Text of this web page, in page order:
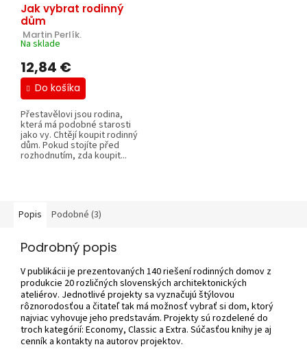
Jak vybrat rodinný
dům
Martin Perlík.
Na sklade
12,84 €
Do košíka
Přestavělovi jsou rodina,
která má podobné starosti
jako vy. Chtějí koupit rodinný
dům. Pokud stojíte před
rozhodnutím, zda koupit...
Popis Podobné (3)
Podrobný popis
V publikácii je prezentovaných 140 riešení rodinných domov z
produkcie 20 rozličných slovenských architektonických
ateliérov. Jednotlivé projekty sa vyznačujú štýlovou
rôznorodosťou a čitateľ tak má možnosť vybrať si dom, ktorý
najviac vyhovuje jeho predstavám. Projekty sú rozdelené do
troch kategórií: Economy, Classic a Extra. Súčasťou knihy je aj
cenník a kontakty na autorov projektov.